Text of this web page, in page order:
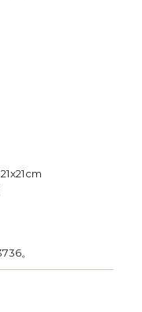
21x21cm
。